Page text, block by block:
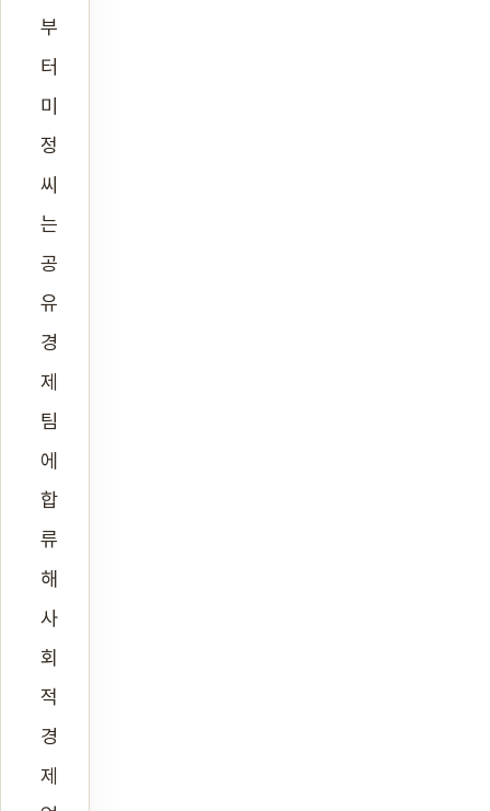
부
터
미
정
씨
는
공
유
경
제
팀
에
합
류
해
사
회
적
경
제